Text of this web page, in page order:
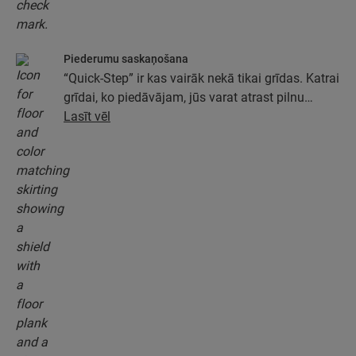
Piederumu saskaņošana
“Quick-Step” ir kas vairāk nekā tikai grīdas. Katrai
grīdai, ko piedāvājam, jūs varat atrast pilnu
piederumu kolekciju, tostarp pamatus, apdares
Lasīt vēl